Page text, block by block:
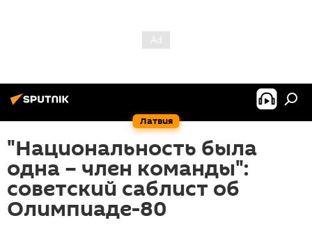
Латвия
"Национальность была
одна – член команды":
советский саблист об
Олимпиаде-80